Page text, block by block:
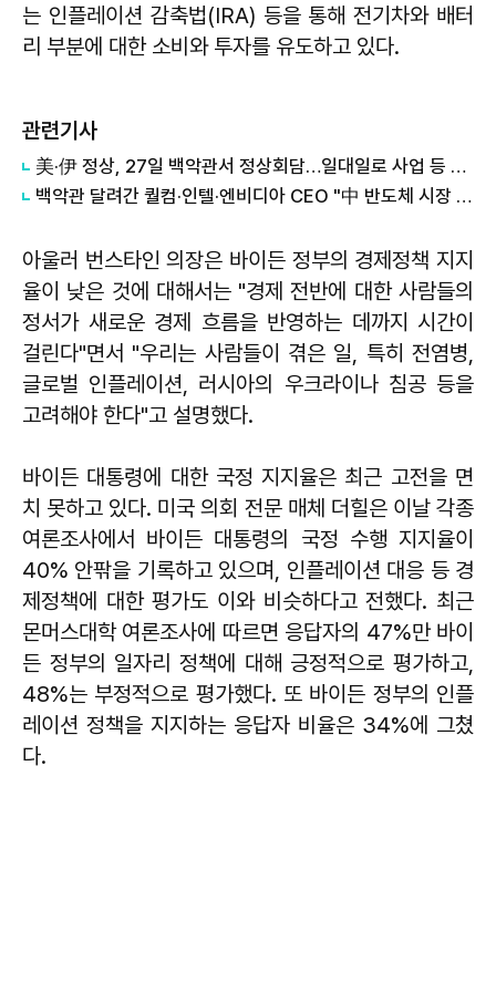
는 인플레이션 감축법(IRA) 등을 통해 전기차와 배터
리 부분에 대한 소비와 투자를 유도하고 있다.
관련기사
美·伊 정상, 27일 백악관서 정상회담…일대일로 사업 등 논의할 듯
백악관 달려간 퀄컴·인텔·엔비디아 CEO "中 반도체 시장 접근 허용하라"
아울러 번스타인 의장은 바이든 정부의 경제정책 지지
율이 낮은 것에 대해서는 "경제 전반에 대한 사람들의
정서가 새로운 경제 흐름을 반영하는 데까지 시간이
걸린다"면서 "우리는 사람들이 겪은 일, 특히 전염병,
글로벌 인플레이션, 러시아의 우크라이나 침공 등을
고려해야 한다"고 설명했다.
바이든 대통령에 대한 국정 지지율은 최근 고전을 면
치 못하고 있다. 미국 의회 전문 매체 더힐은 이날 각종
여론조사에서 바이든 대통령의 국정 수행 지지율이
40% 안팎을 기록하고 있으며, 인플레이션 대응 등 경
제정책에 대한 평가도 이와 비슷하다고 전했다. 최근
몬머스대학 여론조사에 따르면 응답자의 47%만 바이
든 정부의 일자리 정책에 대해 긍정적으로 평가하고,
48%는 부정적으로 평가했다. 또 바이든 정부의 인플
레이션 정책을 지지하는 응답자 비율은 34%에 그쳤
다.